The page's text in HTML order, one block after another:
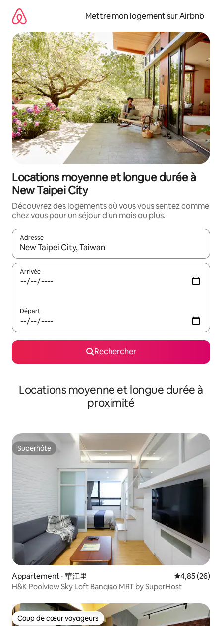
directement
contenu
Mettre mon logement sur Airbnb
Locations moyenne et longue durée à
New Taipei City
Découvrez des logements où vous vous sentez comme
chez vous pour un séjour d'un mois ou plus.
Adresse
Lorsque les résultats s'affichent, utilisez les flèches vers le
Arrivée
Départ
Rechercher
Locations moyenne et longue durée à
proximité
Superhôte
Superhôte
Appartement ⋅ 華江里 Évaluation
4,85 (26)
H&K Poolview Sky Loft Banqiao MRT by SuperHost
Coup de cœur voyageurs
Coup de cœur voyageurs